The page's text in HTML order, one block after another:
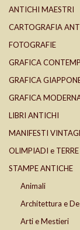
ANTICHI MAESTRI
CARTOGRAFIA
FOTOGRAFIE
GRAFICA
GRAFICA
GRAFICA
LIBRI ANTICHI
MANIFESTI
OLIMPIADI e
STAMPE ANTICHE
Animali
Architettura e
Arti e Mestieri